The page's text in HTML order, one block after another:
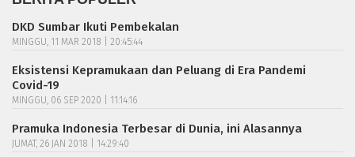
DKD Sumbar Ikuti Pembekalan
MINGGU, 11 MAR 2018 | 20:45:44
Eksistensi Kepramukaan dan Peluang di Era Pandemi
Covid-19
MINGGU, 06 SEP 2020 | 11:14:16
Pramuka Indonesia Terbesar di Dunia, ini Alasannya
JUMAT, 26 JAN 2018 | 14:29:40